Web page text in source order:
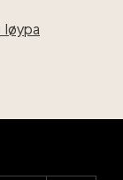
løypa